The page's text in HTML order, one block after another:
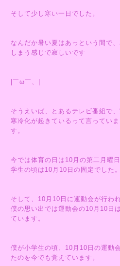
そして少し寒い一日でした。
なんだか暑い夏はあっという間で
しまう感じで寂しいです
|￣ω￣、|
そうえいば、とあるテレビ番組で
寒冷化が起きているって言ってい
す。
今では体育の日は10月の第二月曜
学生の頃は10月10日の固定でした。
そして、10月10日に運動会が行わ
僕の思い出では運動会の10月10日
ています。
僕が小学生の頃、10月10日の運動
たのを今でも覚えています。